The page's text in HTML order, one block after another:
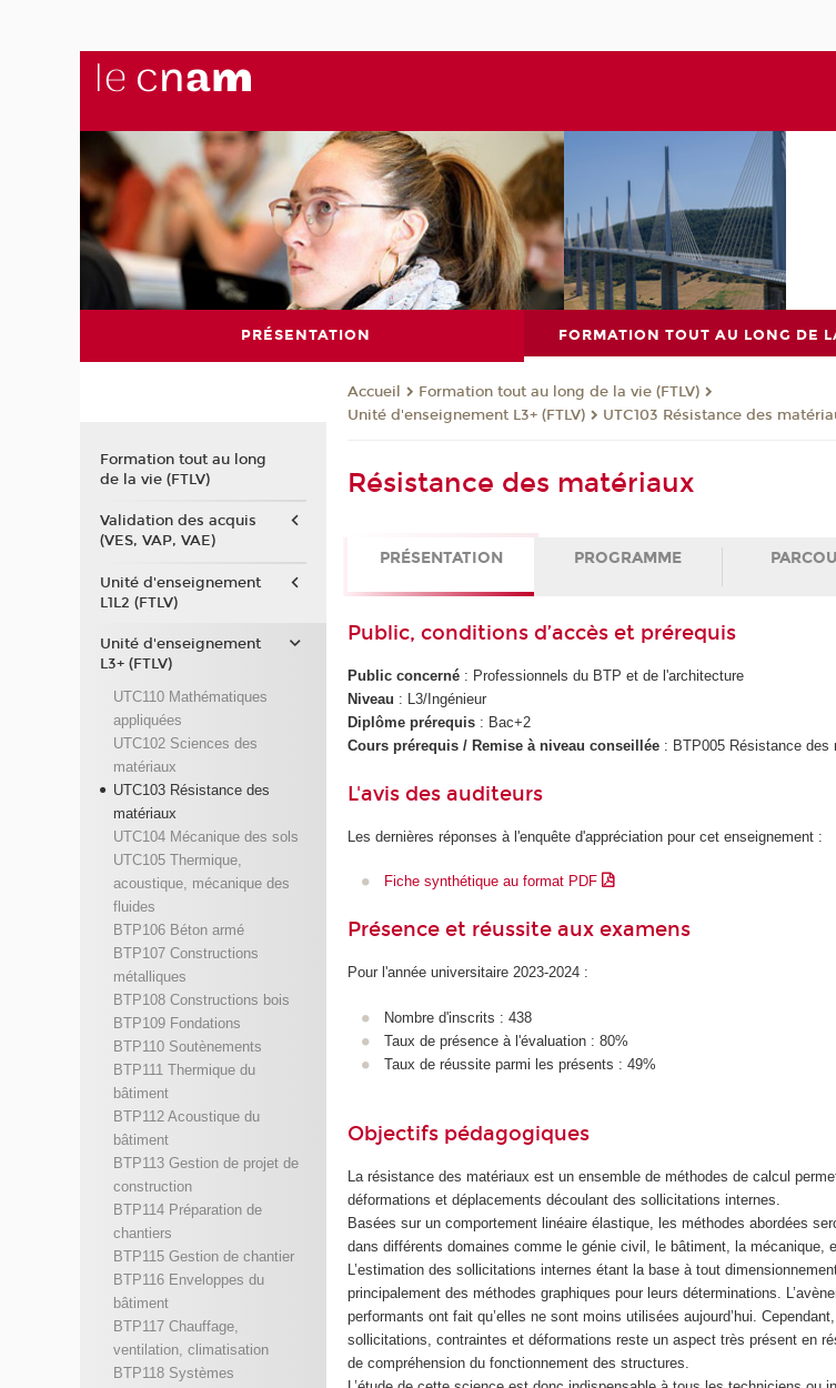
PRÉSENTATION FORMATION TOUT AU LONG DE
Accueil
Formation tout au long de la vie (FTLV)
Unité d'enseignement L3+ (FTLV)
UTC103 Résistance des
Résistance des matériaux
PRÉSENTATION PROGRAMME
Public, conditions d’accès et prérequis
Public concerné : Professionnels du BTP et de l'architecture
Niveau : L3/Ingénieur
Diplôme prérequis : Bac+2
Cours prérequis / Remise à niveau conseillée : BTP005 Résistance des
L'avis des auditeurs
Les dernières réponses à l'enquête d'appréciation pour cet enseignement :
Fiche synthétique au format PDF
Présence et réussite aux examens
Pour l'année universitaire 2023-2024 :
Nombre d'inscrits : 438
Taux de présence à l'évaluation : 80%
Taux de réussite parmi les présents : 49%
Objectifs pédagogiques
La résistance des matériaux est un ensemble de méthodes de calcul
déformations et déplacements découlant des sollicitations internes.
Basées sur un comportement linéaire élastique, les méthodes abordées
dans différents domaines comme le génie civil, le bâtiment, la mécanique,
L’estimation des sollicitations internes étant la base à tout
principalement des méthodes graphiques pour leurs déterminations.
performants ont fait qu’elles ne sont moins utilisées aujourd’hui.
sollicitations, contraintes et déformations reste un aspect très présent en
de compréhension du fonctionnement des structures.
Formation tout au long
de la vie (FTLV)
Validation des acquis
(VES, VAP, VAE)
Unité d'enseignement
L1L2 (FTLV)
Unité d'enseignement
L3+ (FTLV)
UTC110 Mathématiques
appliquées
UTC102 Sciences des
matériaux
UTC103 Résistance des
matériaux
UTC104 Mécanique des sols
UTC105 Thermique,
acoustique, mécanique des
fluides
BTP106 Béton armé
BTP107 Constructions
métalliques
BTP108 Constructions bois
BTP109 Fondations
BTP110 Soutènements
BTP111 Thermique du
bâtiment
BTP112 Acoustique du
bâtiment
BTP113 Gestion de projet de
construction
BTP114 Préparation de
chantiers
BTP115 Gestion de chantier
BTP116 Enveloppes du
bâtiment
BTP117 Chauffage,
ventilation, climatisation
BTP118 Systèmes